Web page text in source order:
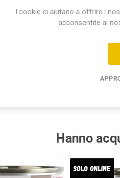
pollo 30%, salmone
grassi grezzi 4,7%,
Hanno
I cookie ci aiutano a offrire i
acconsentite al